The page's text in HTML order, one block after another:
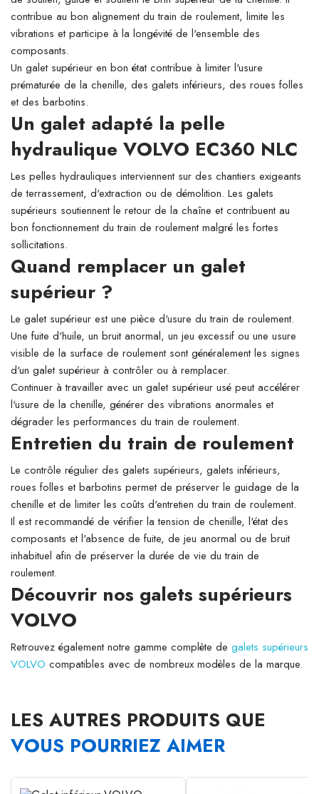
contribue au bon alignement du train de roulement, limite les
vibrations et participe à la longévité de l'ensemble des
composants.
Un galet supérieur en bon état contribue à limiter l'usure
prématurée de la chenille, des galets inférieurs, des roues folles
et des barbotins.
Un galet adapté la pelle
hydraulique VOLVO EC360 NLC
Les pelles hydrauliques interviennent sur des chantiers exigeants
de terrassement, d'extraction ou de démolition. Les galets
supérieurs soutiennent le retour de la chaîne et contribuent au
bon fonctionnement du train de roulement malgré les fortes
sollicitations.
Quand remplacer un galet
supérieur ?
Le galet supérieur est une pièce d'usure du train de roulement.
Une fuite d'huile, un bruit anormal, un jeu excessif ou une usure
visible de la surface de roulement sont généralement les signes
d'un galet supérieur à contrôler ou à remplacer.
Continuer à travailler avec un galet supérieur usé peut accélérer
l'usure de la chenille, générer des vibrations anormales et
dégrader les performances du train de roulement.
Entretien du train de roulement
Le contrôle régulier des galets supérieurs, galets inférieurs,
roues folles et barbotins permet de préserver le guidage de la
chenille et de limiter les coûts d'entretien du train de roulement.
Il est recommandé de vérifier la tension de chenille, l'état des
composants et l'absence de fuite, de jeu anormal ou de bruit
inhabituel afin de préserver la durée de vie du train de
roulement.
Découvrir nos galets supérieurs
VOLVO
Retrouvez également notre gamme complète de galets supérieurs
VOLVO compatibles avec de nombreux modèles de la marque.
LES AUTRES PRODUITS QUE
VOUS POURRIEZ AIMER